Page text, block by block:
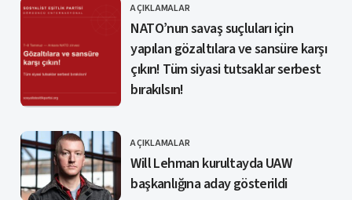
KATEGORI
AÇIKLAMALAR
NATO’nun savaş suçluları için
yapılan gözaltılara ve sansüre karşı
çıkın! Tüm siyasi tutsaklar serbest
bırakılsın!
KATEGORI
AÇIKLAMALAR
Will Lehman kurultayda UAW
başkanlığına aday gösterildi